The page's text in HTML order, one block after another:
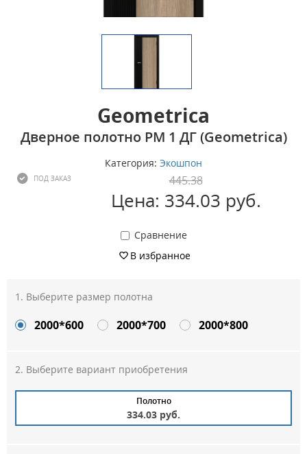
Geometrica
Дверное полотно PM 1 ДГ (Geometrica)
Категория: Экошпон
ПОД ЗАКАЗ 445.38
Цена: 334.03 руб.
Сравнение
В избранное
Выберите размер полотна
2000*600 2000*700 2000*800
Выберите вариант приобретения
Полотно
334.03 руб.